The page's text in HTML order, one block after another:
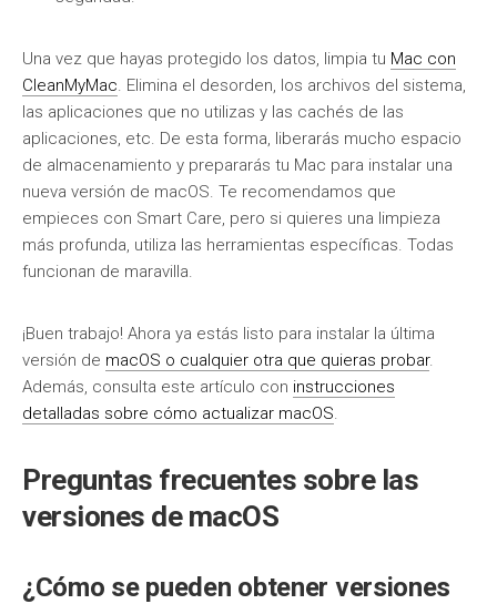
Una vez que hayas protegido los datos, limpia tu Mac con
CleanMyMac. Elimina el desorden, los archivos del sistema,
las aplicaciones que no utilizas y las cachés de las
aplicaciones, etc. De esta forma, liberarás mucho espacio
de almacenamiento y prepararás tu Mac para instalar una
nueva versión de macOS. Te recomendamos que
empieces con Smart Care, pero si quieres una limpieza
más profunda, utiliza las herramientas específicas. Todas
funcionan de maravilla.
¡Buen trabajo! Ahora ya estás listo para instalar la última
versión de macOS o cualquier otra que quieras probar.
Además, consulta este artículo con instrucciones
detalladas sobre cómo actualizar macOS.
Preguntas frecuentes sobre las
versiones de macOS
¿Cómo se pueden obtener versiones